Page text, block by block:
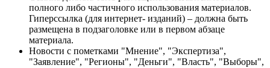
полного либо частичного использования материалов.
Гиперссылка (для интернет- изданий) – должна быть
размещена в подзаголовке или в первом абзаце
материала.
Новости с пометками "Мнение", "Экспертиза",
"Заявление", "Регионы", "Деньги", "Власть", "Выборы",